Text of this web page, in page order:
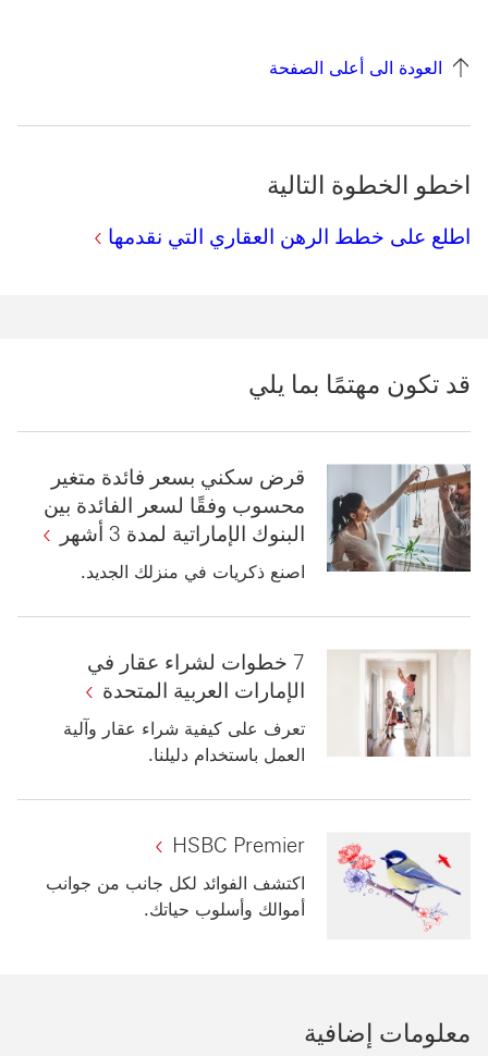
العودة الى أعلى الصفحة
اخطو الخطوة التالية
اطلع على خطط الرهن العقاري التي نقدمها
قد تكون مهتمًا بما يلي
قرض سكني بسعر فائدة متغير
محسوب وفقًا لسعر الفائدة بين
البنوك الإماراتية لمدة 3 أشهر
اصنع ذكريات في منزلك الجديد.
7 خطوات لشراء عقار في
الإمارات العربية المتحدة
تعرف على كيفية شراء عقار وآلية
العمل باستخدام دليلنا.‬‏‫
HSBC Premier
اكتشف الفوائد لكل جانب من جوانب
أموالك وأسلوب حياتك.
معلومات إضافية